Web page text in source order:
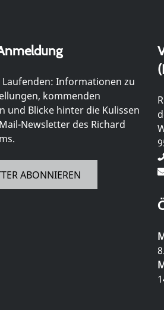
Informationen zu
kommenden
und Blicke hinter die Kulissen
Newsletter des Richard
ABONNIEREN